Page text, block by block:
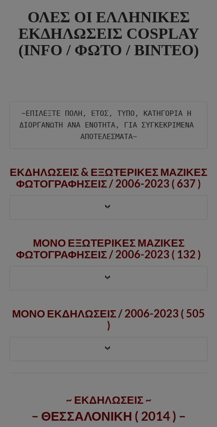
ΟΛΕΣ ΟΙ ΕΛΛΗΝΙΚΕΣ
ΕΚΔΗΛΩΣΕΙΣ COSPLAY
(INFO / ΦΩΤΟ / ΒΙΝΤΕΟ)
~ΕΠΙΛΕΞΤΕ ΠΟΛΗ, ΕΤΟΣ, ΤΥΠΟ, ΚΑΤΗΓΟΡΙΑ Η
ΔΙΟΡΓΑΝΩΤΗ ΑΝΑ ΕΝΟΤΗΤΑ, ΓΙΑ ΣΥΓΚΕΚΡΙΜΕΝΑ
ΑΠΟΤΕΛΕΣΜΑΤΑ~
ΕΚΔΗΛΩΣΕΙΣ & ΕΞΩΤΕΡΙΚΕΣ ΜΑΖΙΚΕΣ
ΦΩΤΟΓΡΑΦΗΣΕΙΣ /2006-2023 ( 637 )
ΜΟΝΟ ΕΞΩΤΕΡΙΚΕΣ ΜΑΖΙΚΕΣ
ΦΩΤΟΓΡΑΦΗΣΕΙΣ /2006-2023 ( 132 )
ΜΟΝΟ ΕΚΔΗΛΩΣΕΙΣ / 2006-2023 ( 505
)
~ ΕΚΔΗΛΩΣΕΙΣ ~
– ΘΕΣΣΑΛΟΝΙΚΗ ( 2014 ) –